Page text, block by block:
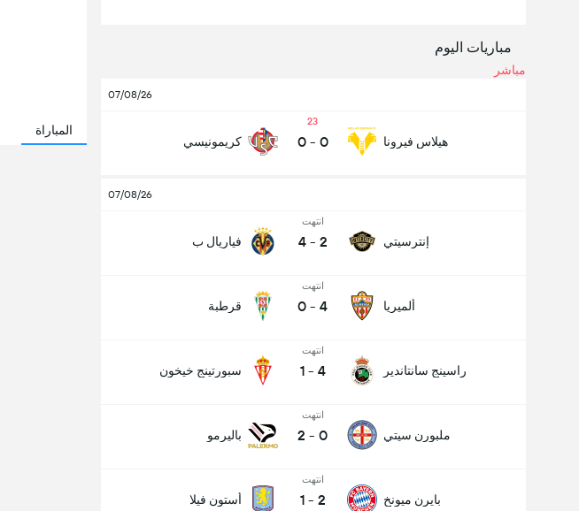
مباريات اليوم
مباشر
07/08/26
هيلاس فيرونا
23
0
-
0 كريمونيسي
07/08/26
إنترسيتي
انتهت
2
-
4 فياريال ب
ألميريا
انتهت
4
-
0 قرطبة
راسينج سانتاندير
انتهت
4
-
1 سبورتينج خيخون
ملبورن سيتي
انتهت
0
-
2 باليرمو
بايرن ميونخ
انتهت
2
-
1 أستون فيلا
المباراة